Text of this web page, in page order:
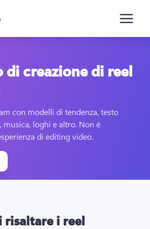
di creazione di reel
con modelli di tendenza, testo
musica, loghi e altro. Non è
di editing video.
risaltare i reel